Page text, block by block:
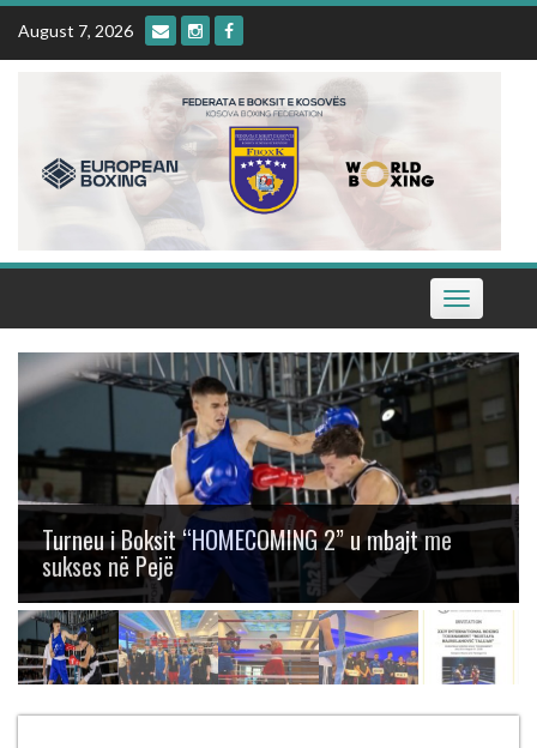
Skip
content
August 7, 2026
Toggle
navigation
Turneu i Boksit “HOMECOMING 2” u mbajt me
sukses në Pejë